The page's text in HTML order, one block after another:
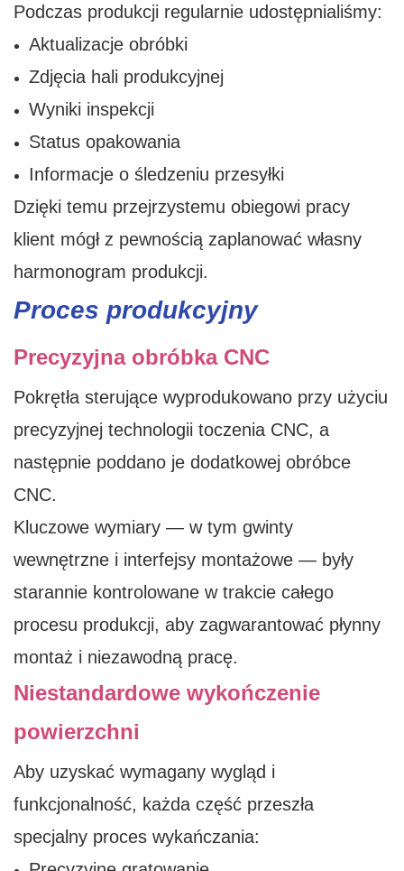
Podczas produkcji regularnie udostępnialiśmy:
Aktualizacje obróbki
Zdjęcia hali produkcyjnej
Wyniki inspekcji
Status opakowania
Informacje o śledzeniu przesyłki
Dzięki temu przejrzystemu obiegowi pracy
klient mógł z pewnością zaplanować własny
harmonogram produkcji.
Proces produkcyjny
Precyzyjna obróbka CNC
Pokrętła sterujące wyprodukowano przy użyciu
precyzyjnej technologii toczenia CNC, a
następnie poddano je dodatkowej obróbce
CNC.
Kluczowe wymiary — w tym gwinty
wewnętrzne i interfejsy montażowe — były
starannie kontrolowane w trakcie całego
procesu produkcji, aby zagwarantować płynny
montaż i niezawodną pracę.
Niestandardowe wykończenie
powierzchni
Aby uzyskać wymagany wygląd i
funkcjonalność, każda część przeszła
specjalny proces wykańczania: